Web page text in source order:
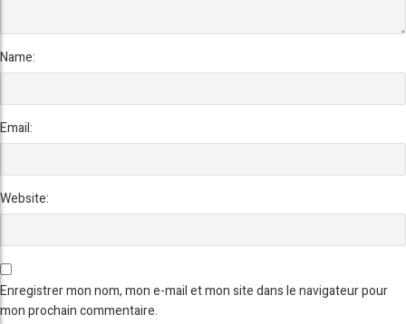
Name:
Email:
Website:
Enregistrer mon nom, mon e-mail et mon site dans le navigateur pour
mon prochain commentaire.